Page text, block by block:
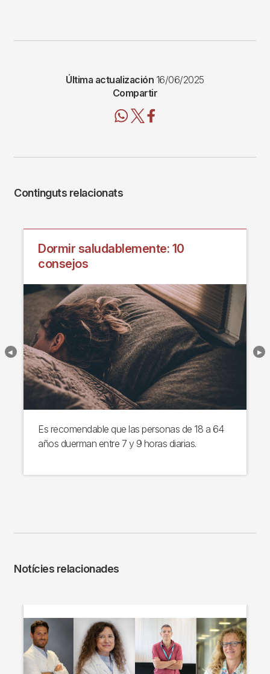
Última actualización 16/06/2025
Compartir
Continguts relacionats
Dormir saludablemente: 10
consejos
Es recomendable que las personas de 18 a 64
años duerman entre 7 y 9 horas diarias.
Notícies relacionades